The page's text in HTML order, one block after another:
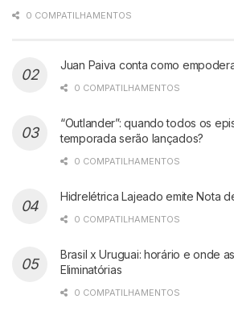
0 COMPATILHAMENTOS
Juan Paiva conta como
0 COMPATILHAMENTOS
“Outlander”: quando todos os
temporada serão lançados?
0 COMPATILHAMENTOS
Hidrelétrica Lajeado emite Nota
0 COMPATILHAMENTOS
Brasil x Uruguai: horário e onde
Eliminatórias
0 COMPATILHAMENTOS